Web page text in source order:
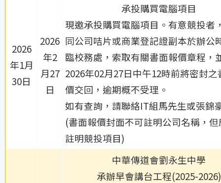
2026
年1月
30日
2026
年2
月27
日
承投購買電腦項目
現邀承投購買電腦項目。有意競投者
同公司咭片或商業登記證副本於辦公
臨校務處，索取有關書面報價章程，
2026年02月27日中午12時前將密封之
價交回，逾期概不受理。
如有查詢，請聯絡IT組馬先生或張錦
(書面報價封面不可註明公司名稱，
註明競投項目)
中華傳道會劉永生中學
承辦早會講台工程(2025-2026)